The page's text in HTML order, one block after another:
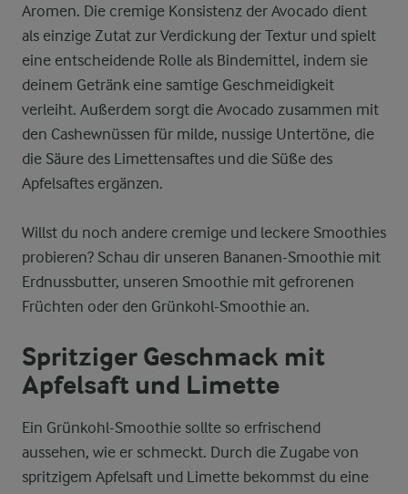
Aromen. Die cremige Konsistenz der Avocado dient
als einzige Zutat zur Verdickung der Textur und spielt
eine entscheidende Rolle als Bindemittel, indem sie
deinem Getränk eine samtige Geschmeidigkeit
verleiht. Außerdem sorgt die Avocado zusammen mit
den Cashewnüssen für milde, nussige Untertöne, die
die Säure des Limettensaftes und die Süße des
Apfelsaftes ergänzen.
Willst du noch andere cremige und leckere Smoothies
probieren? Schau dir unseren Bananen-Smoothie mit
Erdnussbutter, unseren Smoothie mit gefrorenen
Früchten oder den Grünkohl-Smoothie an.
Spritziger Geschmack mit
Apfelsaft und Limette
Ein Grünkohl-Smoothie sollte so erfrischend
aussehen, wie er schmeckt. Durch die Zugabe von
spritzigem Apfelsaft und Limette bekommst du eine